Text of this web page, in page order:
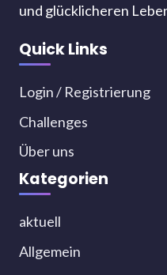
und glücklicheren
Quick Links
Login / Registrierung
Challenges
Über uns
Kategorien
aktuell
Allgemein